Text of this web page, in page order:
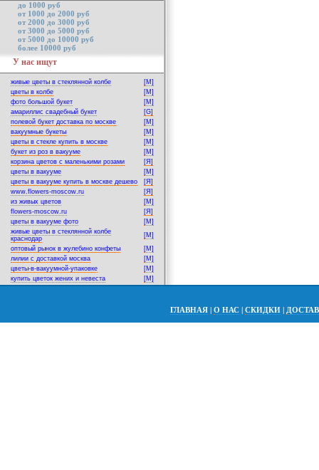
до 1000 руб
от 1000 до 2000 руб
от 2000 до 3000 руб
от 3000 до 5000 руб
от 5000 до 10000 руб
более 10000 руб
У нас ищут
живые цветы в стеклянной колбе
[M]
цветы в колбе
[M]
фото большой букет
[M]
амариллис свадебный букет
[G]
полевой букет доставка по москве
[M]
вакуумные букеты
[M]
цветы в стекле купить в москве
[M]
букет из роз в вакууме
[M]
корзина цветов с маленькими розами
[Я]
цветы в вакууме
[M]
цветы в вакууме купить в москве дешево
[Я]
www.flowers-moscow.ru
[Я]
из живых цветов
[M]
flowers-moscow.ru
[Я]
цветы в вакууме фото
[M]
живые цветы в стеклянной колбе
краснодар
[M]
оптовый рынок в жулебино конфеты
[M]
лилии с доставкой москва
[M]
цветы-в-вакуумной-упаковке
[M]
купить цветок жених и невеста
[M]
ГЛАВНАЯ | О НАС | СКИДКИ |